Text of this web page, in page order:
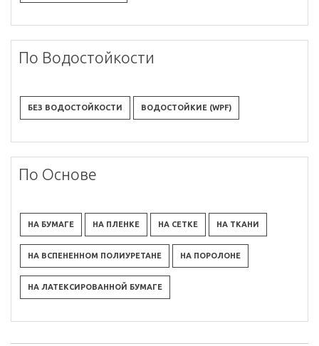
По Водостойкости
БЕЗ ВОДОСТОЙКОСТИ ВОДОСТОЙКИЕ (WPF)
По Основе
НА БУМАГЕ НА ПЛЕНКЕ НА СЕТКЕ НА ТКАНИ
НА ВСПЕНЕННОМ ПОЛИУРЕТАНЕ НА ПОРОЛОНЕ
НА ЛАТЕКСИРОВАННОЙ БУМАГЕ